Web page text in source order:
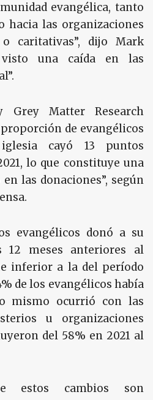
evangélica, tanto
hacia las organizaciones
caritativas”, dijo Mark
visto una caída en las
Grey Matter Research
de evangélicos
cayó 13 puntos
lo que constituye una
las donaciones”, según
evangélicos donó a su
meses anteriores al
inferior a la del período
de los evangélicos había
mismo ocurrió con las
u organizaciones
del 58% en 2021 al
estos cambios son